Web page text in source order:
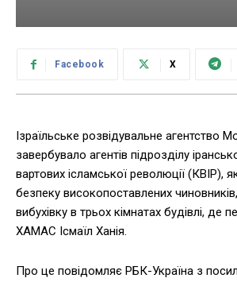
Facebook X
Ізраїльське розвідувальне агентство
завербувало агентів підрозділу
вартових ісламської революції (КВІР),
безпеку високопоставлених
вибухівку в трьох кімнатах будівлі, де
ХАМАС Ісмаїл Ханія.
Про це повідомляє РБК-Україна з